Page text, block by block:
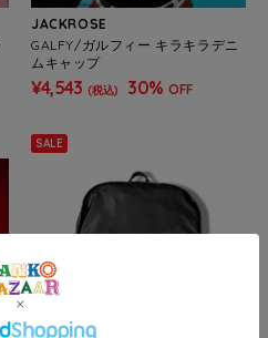
JACKROSE
GALFY/ガルフィー キラキラデニ
ムキャップ
¥4,543 (税込) 30% OFF
SALE